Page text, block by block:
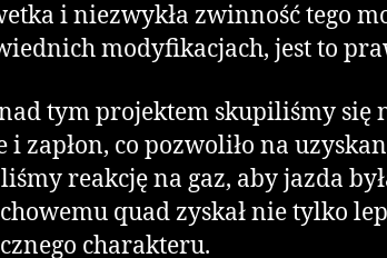
i niezwykła zwinność tego
modyfikacjach, jest to
tym projektem skupiliśmy się
zapłon, co pozwoliło na
reakcję na gaz, aby jazda
quad zyskał nie tylko
charakteru.